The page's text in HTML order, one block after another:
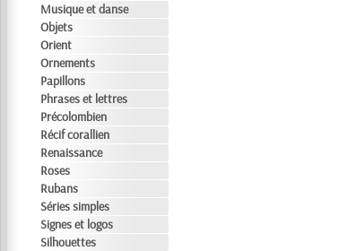
Musique et danse
Objets
Orient
Ornements
Papillons
Phrases et lettres
Précolombien
Récif corallien
Renaissance
Roses
Rubans
Séries simples
Signes et logos
Silhouettes